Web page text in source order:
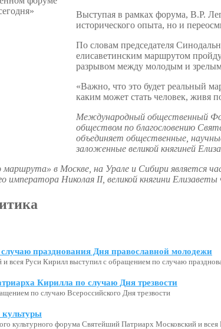
Выступая в рамках форума, В.Р.
исторического опыта, но и
По словам председателя
елисаветинским маршрутом
разрывом между молодым и
«Важно, что это будет реальный
каким может стать человек, живя
Международный общественный
обществом по благословению
объединяет общественные,
заложенные великой княгиней
маршрута» в Москве, на Урале и Сибири является
императора Николая II, великой княгини
празднования Дня православной молодежи
всея Руси Кирилл выступил с обращением по случаю
Кирилла по случаю Дня трезвости
по случаю Всероссийского Дня трезвости
культуры
культурного форума Святейший Патриарх Московский и всея